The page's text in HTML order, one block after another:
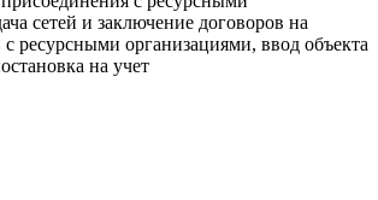
сетей и заключение договоров на
с ресурсными организациями, ввод объекта
на учет